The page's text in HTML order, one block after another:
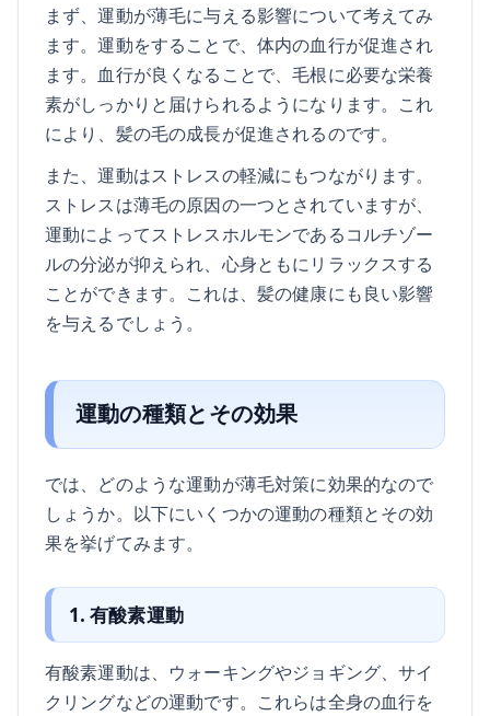
まず、運動が薄毛に与える影響について考えてみ
ます。運動をすることで、体内の血行が促進され
ます。血行が良くなることで、毛根に必要な栄養
素がしっかりと届けられるようになります。これ
により、髪の毛の成長が促進されるのです。
また、運動はストレスの軽減にもつながります。
ストレスは薄毛の原因の一つとされていますが、
運動によってストレスホルモンであるコルチゾー
ルの分泌が抑えられ、心身ともにリラックスする
ことができます。これは、髪の健康にも良い影響
を与えるでしょう。
運動の種類とその効果
では、どのような運動が薄毛対策に効果的なので
しょうか。以下にいくつかの運動の種類とその効
果を挙げてみます。
1. 有酸素運動
有酸素運動は、ウォーキングやジョギング、サイ
クリングなどの運動です。これらは全身の血行を